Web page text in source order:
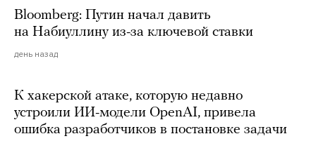
Bloomberg: Путин начал давить
на Набиуллину из-за ключевой ставки
день назад
К хакерской атаке, которую недавно
устроили ИИ-модели OpenAI, привела
ошибка разработчиков в постановке задачи